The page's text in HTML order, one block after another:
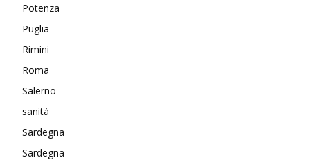
Potenza
Puglia
Rimini
Roma
Salerno
sanità
Sardegna
Sardegna